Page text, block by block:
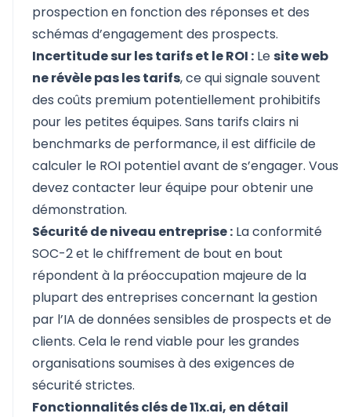
prospection en fonction des réponses et des
schémas d’engagement des prospects.
Incertitude sur les tarifs et le ROI : Lesite web
ne révèle pas les tarifs, ce qui signale souvent
des coûts premium potentiellement prohibitifs
pour les petites équipes. Sans tarifs clairs ni
benchmarks de performance, il est difficile de
calculer le ROI potentiel avant de s’engager. Vous
devez contacter leur équipe pour obtenir une
démonstration.
Sécurité de niveau entreprise : La conformité
SOC-2 et le chiffrement de bout en bout
répondent à la préoccupation majeure de la
plupart des entreprises concernant la gestion
par l’IA de données sensibles de prospects et de
clients. Cela le rend viable pour les grandes
organisations soumises à des exigences de
sécurité strictes.
Fonctionnalités clés de 11x.ai, en détail